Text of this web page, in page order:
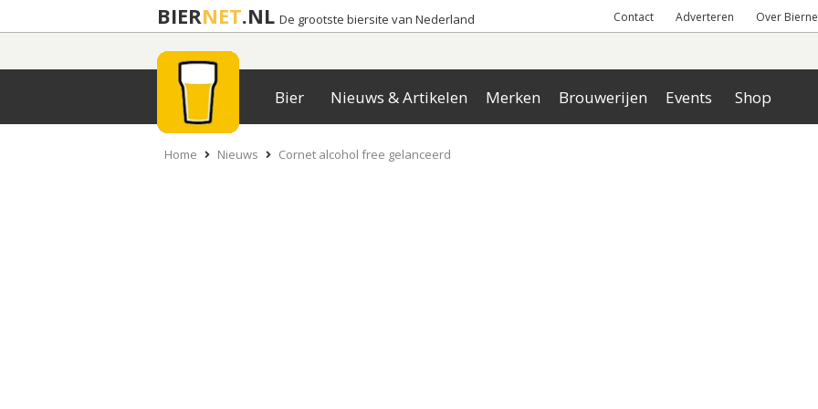
BIERNET.NL De grootste biersite van Nederland Contact Adverteren Over
Bier Nieuws & Artikelen Merken Brouwerijen Events Shop
Home Nieuws Cornet alcohol free gelanceerd